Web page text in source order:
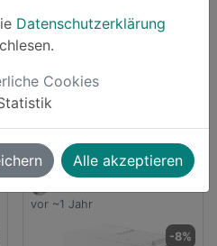
Datenschutzerklärung
Cookies
Alle akzeptieren
von Amazon
Angebote
Anbieter
vor ~1 Jahr
-8%